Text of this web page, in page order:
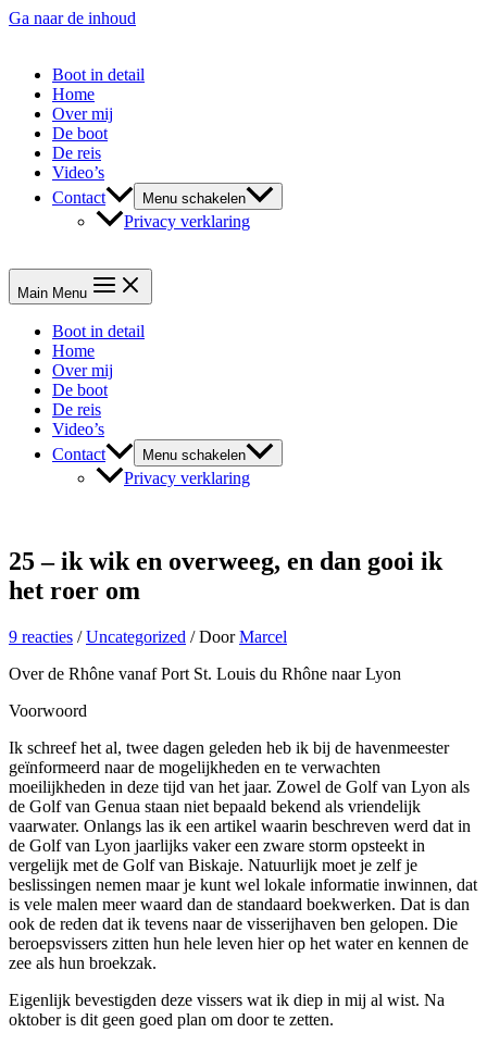
Ga naar de inhoud
Boot in detail
Home
Over mij
De boot
De reis
Video’s
Contact
Menu schakelen
Privacy verklaring
Main Menu
Boot in detail
Home
Over mij
De boot
De reis
Video’s
Contact
Menu schakelen
Privacy verklaring
25 – ik wik en overweeg, en dan gooi ik
het roer om
9 reacties /Uncategorized / DoorMarcel
Over de Rhône vanaf Port St. Louis du Rhône naar Lyon
Voorwoord
Ik schreef het al, twee dagen geleden heb ik bij de havenmeester
geïnformeerd naar de mogelijkheden en te verwachten
moeilijkheden in deze tijd van het jaar. Zowel de Golf van Lyon als
de Golf van Genua staan niet bepaald bekend als vriendelijk
vaarwater. Onlangs las ik een artikel waarin beschreven werd dat in
de Golf van Lyon jaarlijks vaker een zware storm opsteekt in
vergelijk met de Golf van Biskaje. Natuurlijk moet je zelf je
beslissingen nemen maar je kunt wel lokale informatie inwinnen, dat
is vele malen meer waard dan de standaard boekwerken. Dat is dan
ook de reden dat ik tevens naar de visserijhaven ben gelopen. Die
beroepsvissers zitten hun hele leven hier op het water en kennen de
zee als hun broekzak.
Eigenlijk bevestigden deze vissers wat ik diep in mij al wist. Na
oktober is dit geen goed plan om door te zetten.